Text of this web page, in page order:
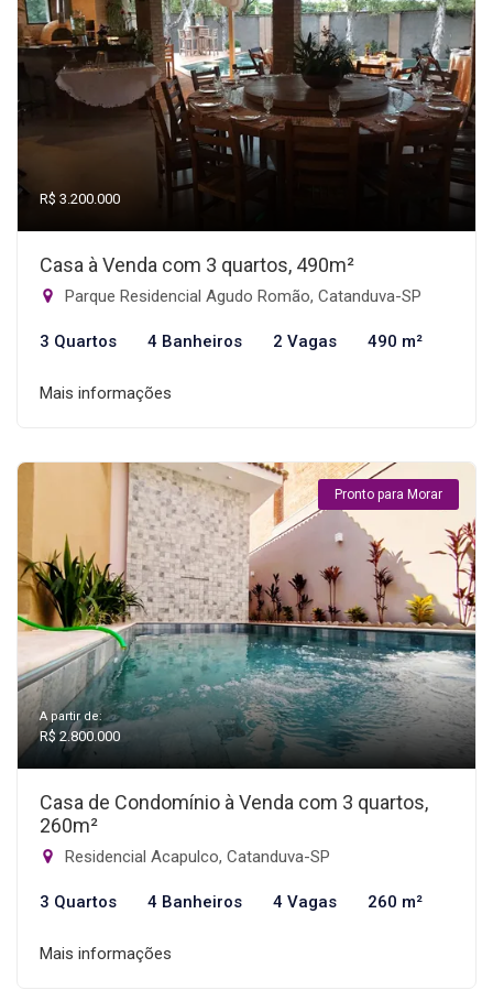
R$ 3.200.000
Casa à Venda com 3 quartos, 490m²
Parque Residencial Agudo Romão, Catanduva-SP
3 Quartos 4 Banheiros 2 Vagas 490 m²
Mais informações
Pronto para Morar
A partir de:
R$ 2.800.000
Casa de Condomínio à Venda com 3 quartos,
260m²
Residencial Acapulco, Catanduva-SP
3 Quartos 4 Banheiros 4 Vagas 260 m²
Mais informações